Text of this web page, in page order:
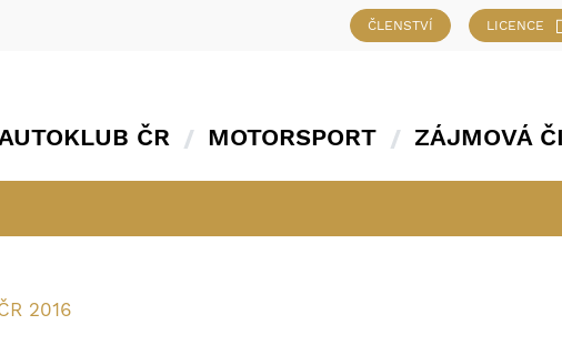
ČLENSTVÍ LICENCE
ČR MOTORSPORT ZÁJMOVÁ
2016